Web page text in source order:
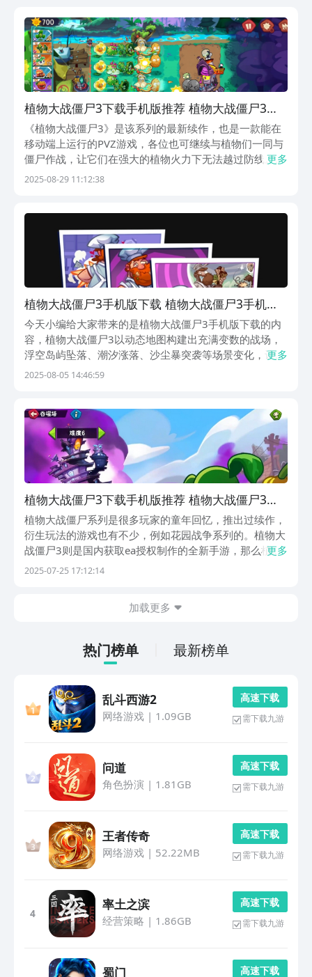
脑或平板上畅快游玩。如果你也想体验这
个经典的游戏，不妨点击文章中的下载链
接，在自己的设备上畅享《植物大战僵尸
1》的精彩。赶快行动起来吧，让我们一
起拯救这个疯狂的僵尸世界！
植物大战僵尸3下载手机版推荐 植物大战僵尸3中
文汉化版下载安装链接分享
《植物大战僵尸3》是该系列的最新续作，也是一款能在
移动端上运行的PVZ游戏，各位也可继续与植物们一同与
僵尸作战，让它们在强大的植物火力下无法越过防线。植
物大战僵尸3下载手机版准备好了它的下载地址，各位可
更多
2025-08-29 11:12:38
植物大战僵尸3手机版下载 植物大战僵尸3手机版
不用钱下载
今天小编给大家带来的是植物大战僵尸3手机版下载的内
容，植物大战僵尸3以动态地图构建出充满变数的战场，
浮空岛屿坠落、潮汐涨落、沙尘暴突袭等场景变化，让每
一局的防御布局都需兼顾预判与应变，新植物的加入与传
《...
更多
2025-08-05 14:46:59
植物大战僵尸3下载手机版推荐 植物大战僵尸3下
载中文汉化版地址
植物大战僵尸系列是很多玩家的童年回忆，推出过续作，
衍生玩法的游戏也有不少，例如花园战争系列的。植物大
战僵尸3则是国内获取ea授权制作的全新手游，那么植物
大战僵尸3下载手机版去哪呢？下面就给大家分享植物大
更多
2025-07-25 17:12:14
加载更多
热门榜单 最新榜单
乱斗西游2
网络游戏| 1.09GB
高 速 下 载
需下载九游
问道
角色扮演 | 1.81GB
高 速 下 载
需下载九游
王者传奇
网络游戏| 52.22MB
高 速 下 载
需下载九游
4
率土之滨
经营策略 | 1.86GB
高 速 下 载
需下载九游
蜀门 高 速 下 载